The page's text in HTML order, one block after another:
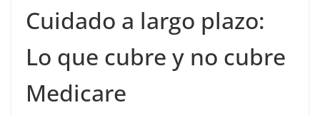
Cuidado a largo plazo:
Lo que cubre y no cubre
Medicare